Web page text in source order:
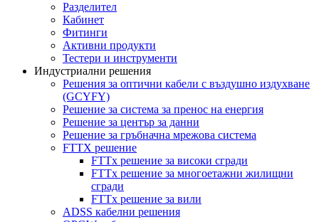
Разделител
Кабинет
Фитинги
Активни продукти
Тестери и инструменти
Индустриални решения
Решения за оптични кабели с въздушно издухване
(GCYFY)
Решение за система за пренос на енергия
Решение за център за данни
Решение за гръбначна мрежова система
FTTX решение
FTTx решение за високи сгради
FTTx решение за многоетажни жилищни
сгради
FTTx решение за вили
ADSS кабелни решения